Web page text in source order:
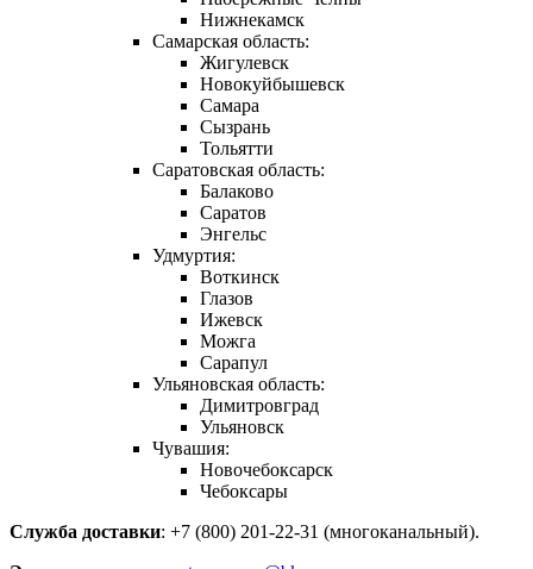
Нижнекамск
Самарская область:
Жигулевск
Новокуйбышевск
Самара
Сызрань
Тольятти
Саратовская область:
Балаково
Саратов
Энгельс
Удмуртия:
Воткинск
Глазов
Ижевск
Можга
Сарапул
Ульяновская область:
Димитровград
Ульяновск
Чувашия:
Новочебоксарск
Чебоксары
Служба доставки: +7 (800) 201-22-31 (многоканальный).